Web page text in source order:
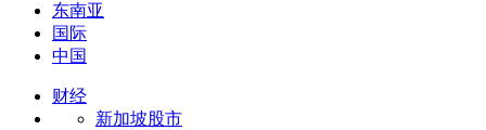
东南亚
国际
中国
财经
新加坡股市